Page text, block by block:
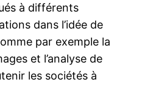
à différents
dans l’idée de
par exemple la
et l’analyse de
les sociétés à